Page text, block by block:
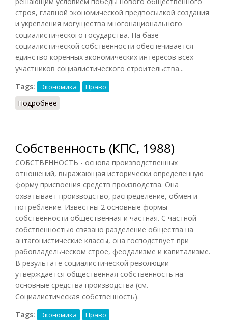
строя, главной экономической предпосылкой создания
и укрепления могущества многонационального
социалистического государства. На базе
социалистической собственности обеспечивается
единство коренных экономических интересов всех
участников социалистического строительства...
Tags:
Экономика Право
Подробнее
Собственность (КПС, 1988)
СОБСТВЕННОСТЬ - основа производственных
отношений, выражающая исторически определенную
форму присвоения средств производства. Она
охватывает производство, распределение, обмен и
потребление. Известны 2 основные формы
собственности общественная и частная. С частной
собственностью связано разделение общества на
антагонистические классы, она господствует при
рабовладельческом строе, феодализме и капитализме.
В результате социалистической революции
утверждается общественная собственность на
основные средства производства (см.
Социалистическая собственность).
Tags:
Экономика Право